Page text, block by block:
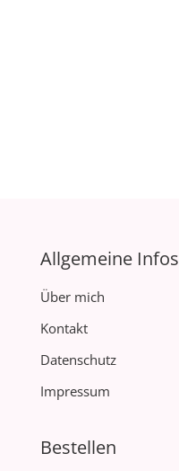
Allgemeine Infos
Über mich
Kontakt
Datenschutz
Impressum
Bestellen